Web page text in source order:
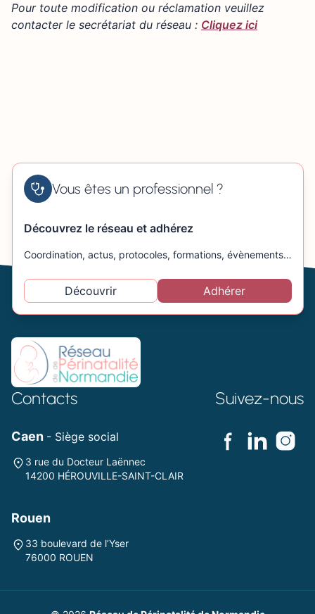
−
Pour toute modification ou réclamation veuillez
contacter le secrétariat du réseau : Cliquez ici
Vous êtes un professionnel ?
Découvrez le réseau et adhérez
Coordination, actus, protocoles, formations, évènements…
Découvrir Adhérer
Contacts
Caen - Siège social
3 rue du Docteur Laënnec
14200 HÉROUVILLE-SAINT-CLAIR
Rouen
33 boulevard de l’Yser
76000 ROUEN
Suivez-nous